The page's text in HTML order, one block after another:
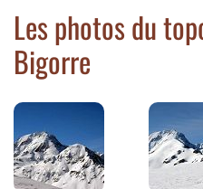
Les photos du
Bigorre